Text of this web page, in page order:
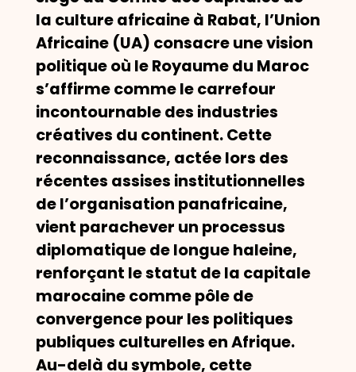
la culture africaineà Rabat, l’Union
Africaine (UA) consacre une vision
politique où le Royaume du Maroc
s’affirme comme le carrefour
incontournable des industries
créatives du continent. Cette
reconnaissance, actée lors des
récentes assises institutionnelles
de l’organisation panafricaine,
vient parachever un processus
diplomatique de longue haleine,
renforçant le statut de la capitale
marocaine comme pôle de
convergence pour les politiques
publiques culturelles en Afrique.
Au-delà du symbole, cette